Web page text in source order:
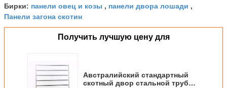
Бирки: панели овец и козы , панели двора лошади ,
Панели загона скотин
Получить лучшую цену для
Австралийский стандартный
скотный двор стальной трубы